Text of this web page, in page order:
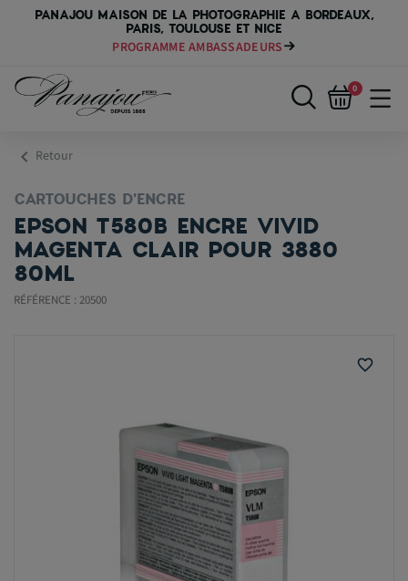
PANAJOU MAISON DE LA PHOTOGRAPHIE A BORDEAUX,
PARIS, TOULOUSE ET NICE
PROGRAMME AMBASSADEURS
0
chevron_left Retour
CARTOUCHES D'ENCRE
EPSON T580B ENCRE VIVID
MAGENTA CLAIR POUR 3880
80ML
RÉFÉRENCE : 20500
favorite_border